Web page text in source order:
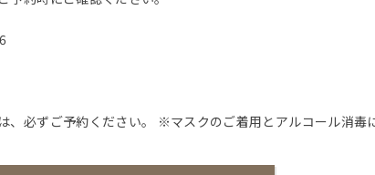
、必ずご予約ください。 ※マスクのご着用とアルコール消毒